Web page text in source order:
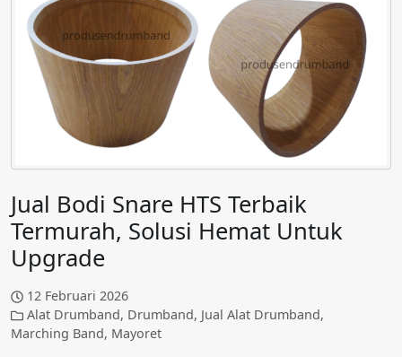
Jual Bodi Snare HTS Terbaik
Termurah, Solusi Hemat Untuk
Upgrade
12 Februari 2026
Alat Drumband, Drumband, Jual Alat Drumband,
Marching Band, Mayoret